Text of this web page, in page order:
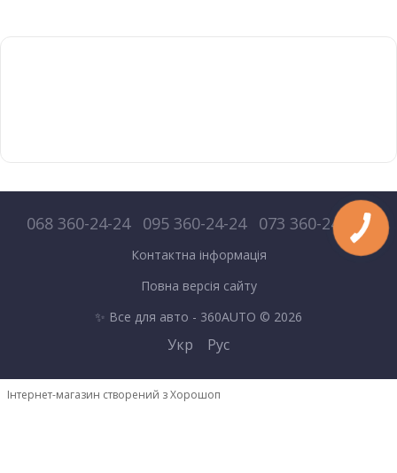
068 360-24-24 095 360-24-24 073 360-24-24
Контактна інформація
Повна версія сайту
✨ Все для авто - 360AUTO © 2026
Укр Рус
Інтернет-магазин створений з Хорошоп